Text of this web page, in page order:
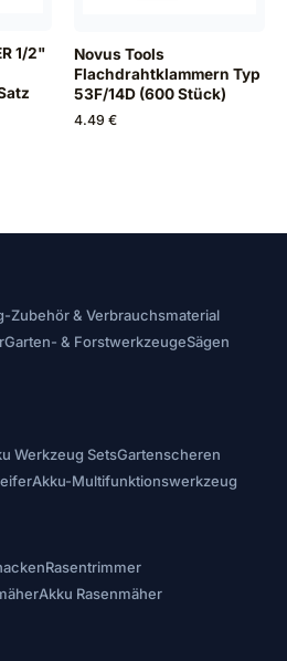
1/2"
Novus Tools
Flachdrahtklammern Typ
53F/14D (600 Stück)
4.49 €
Zubehör & Verbrauchsmaterial
Garten- & ForstwerkzeugeSägen
Werkzeug SetsGartenscheren
Akku-Multifunktionswerkzeug
Rasentrimmer
Akku Rasenmäher